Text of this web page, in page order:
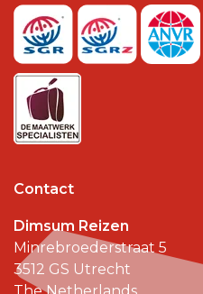
Contact
Dimsum Reizen
Minrebroederstraat 5
3512 GS Utrecht